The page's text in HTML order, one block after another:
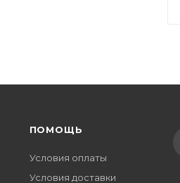
ПОМОЩЬ
Условия оплаты
Условия доставки